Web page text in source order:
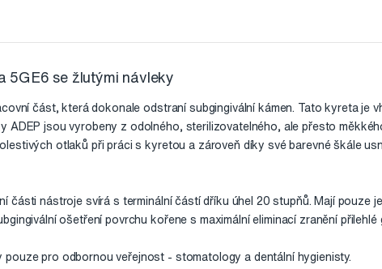
5GE6 se žlutými návleky
část, která dokonale odstraní subgingivální kámen. Tato kyreta je
ADEP jsou vyrobeny z odolného, sterilizovatelného, ale přesto
otlaků při práci s kyretou a zároveň díky své barevné škále
části nástroje svírá s terminální částí dříku úhel 20 stupňů. Mají pouze
ošetření povrchu kořene s maximální eliminací zranění přilehlé
pouze pro odbornou veřejnost - stomatology a dentální hygienisty.